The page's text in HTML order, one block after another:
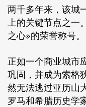
两千多年来，该城
上的关键节点之一
之心»的荣誉称号。
正如一个商业城市
巩固，并成为索格
然无法逃过亚历山
罗马和希腊历史学